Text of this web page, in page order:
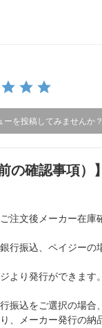
ーを投稿してみませんか
の確認事項）
注文後メーカー在
行振込、ペイジーの
より発行ができます
振込をご選択の場合
、メーカー発行の納